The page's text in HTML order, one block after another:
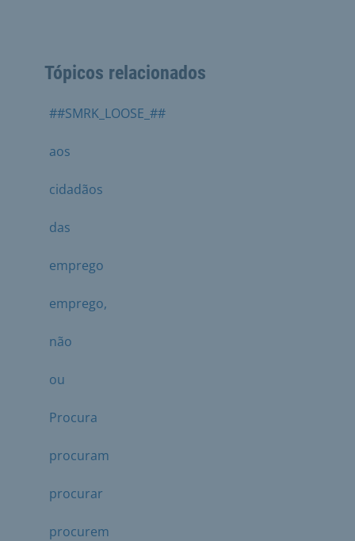
Tópicos relacionados
##SMRK_LOOSE_##
aos
cidadãos
das
emprego
emprego,
não
ou
Procura
procuram
procurar
procurem